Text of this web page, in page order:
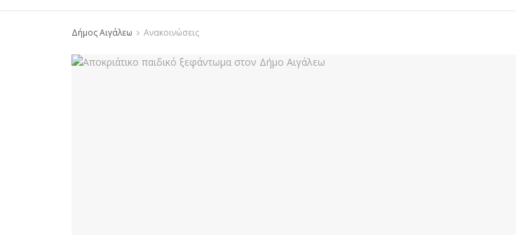
Δήμος Αιγάλεω Ανακοινώσεις